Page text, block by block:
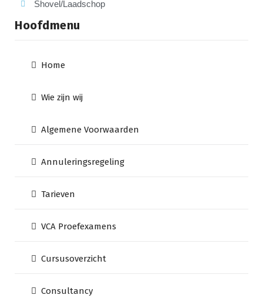
Shovel/Laadschop
Hoofdmenu
Home
Wie zijn wij
Algemene Voorwaarden
Annuleringsregeling
Tarieven
VCA Proefexamens
Cursusoverzicht
Consultancy